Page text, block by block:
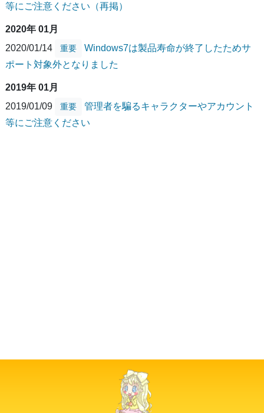
等にご注意ください（再掲）
2020年 01月
2020/01/14
重要
Windows7は製品寿命が終了したためサ
ポート対象外となりました
2019年 01月
2019/01/09
重要
管理者を騙るキャラクターやアカウント
等にご注意ください